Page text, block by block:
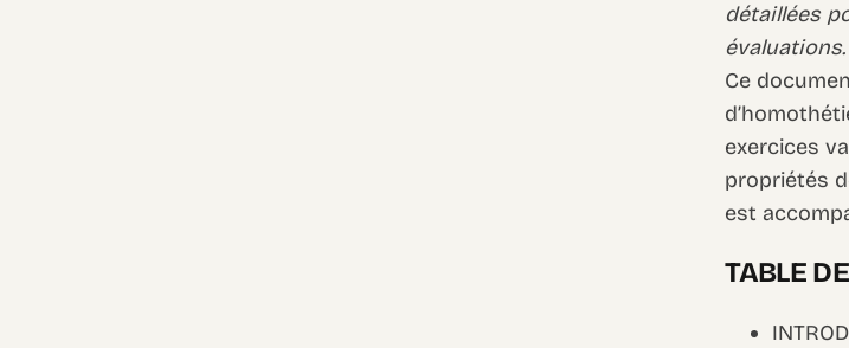
détaillées
évaluations.
Ce
exercices
propriétés
est
TABLE